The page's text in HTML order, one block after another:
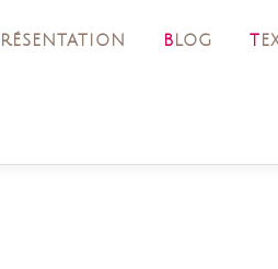
PRÉSENTATION BLOG